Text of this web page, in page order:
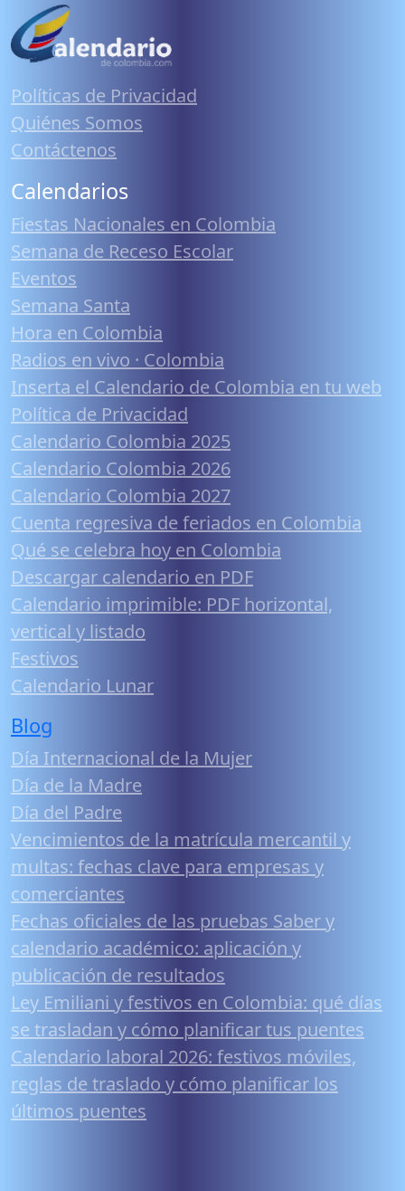
Políticas de Privacidad
Quiénes Somos
Contáctenos
Calendarios
Fiestas Nacionales en Colombia
Semana de Receso Escolar
Eventos
Semana Santa
Hora en Colombia
Radios en vivo · Colombia
Inserta el Calendario de Colombia en tu web
Política de Privacidad
Calendario Colombia 2025
Calendario Colombia 2026
Calendario Colombia 2027
Cuenta regresiva de feriados en Colombia
Qué se celebra hoy en Colombia
Descargar calendario en PDF
Calendario imprimible: PDF horizontal,
vertical y listado
Festivos
Calendario Lunar
Blog
Día Internacional de la Mujer
Día de la Madre
Día del Padre
Vencimientos de la matrícula mercantil y
multas: fechas clave para empresas y
comerciantes
Fechas oficiales de las pruebas Saber y
calendario académico: aplicación y
publicación de resultados
Ley Emiliani y festivos en Colombia: qué días
se trasladan y cómo planificar tus puentes
Calendario laboral 2026: festivos móviles,
reglas de traslado y cómo planificar los
últimos puentes